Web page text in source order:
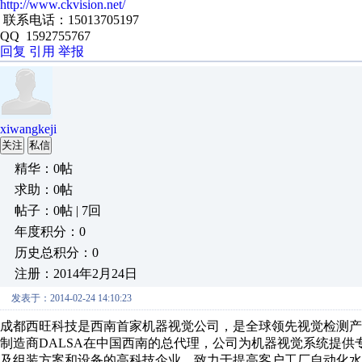
http://www.ckvision.net/
联系电话：15013705197
QQ 1592755767
回复 引用 举报
xiwangkeji
关注 私信
精华：0帖
求助：0帖
帖子：0帖 | 7回
年度积分：0
历史总积分：0
注册：2014年2月24日
发表于：2014-02-24 14:10:23
成都西旺科技是西南首家机器视觉公司，是全球领先视觉检测
制造商DALSA在中国西南的总代理，公司为机器视觉系统提